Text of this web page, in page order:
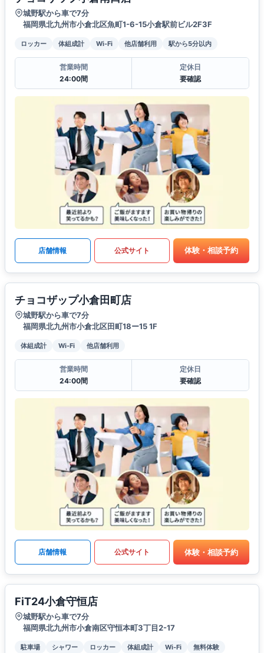
城野駅から車で7分
福岡県北九州市小倉北区魚町1-6-15小倉駅前ビル2F3F
ロッカー 体組成計 Wi-Fi 他店舗利用 駅から5分以内
営業時間
24:00間
定休日
要確認
店舗情報 公式サイト 体験・相談予約
チョコザップ小倉田町店
城野駅から車で7分
福岡県北九州市小倉北区田町18ー15 1F
体組成計 Wi-Fi 他店舗利用
営業時間
24:00間
定休日
要確認
店舗情報 公式サイト 体験・相談予約
FiT24小倉守恒店
城野駅から車で7分
福岡県北九州市小倉南区守恒本町3丁目2-17
駐車場 シャワー ロッカー 体組成計 Wi-Fi
無料体験